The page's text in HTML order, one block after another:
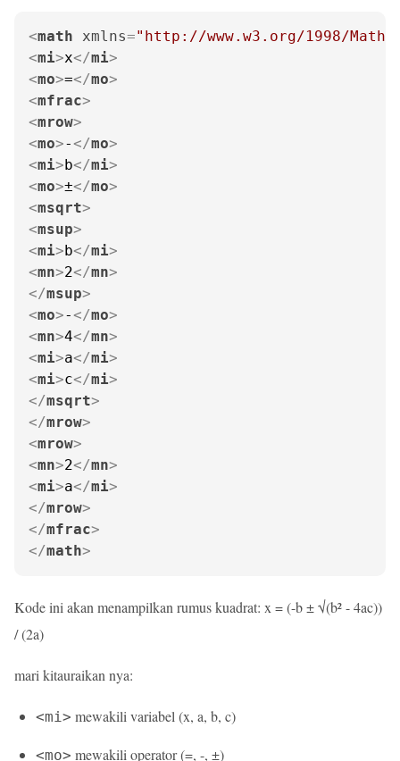
<math xmlns="http://www.w3.org/1998/Math/
<mi>x</mi>
<mo>=</mo>
<mfrac>
<mrow>
<mo>-</mo>
<mi>b</mi>
<mo>±</mo>
<msqrt>
<msup>
<mi>b</mi>
<mn>2</mn>
</msup>
<mo>-</mo>
<mn>4</mn>
<mi>a</mi>
<mi>c</mi>
</msqrt>
</mrow>
<mrow>
<mn>2</mn>
<mi>a</mi>
</mrow>
</mfrac>
</math>
Kode ini akan menampilkan rumus kuadrat: x = (-b ± √(b² - 4ac))
/ (2a)
mari kitauraikan nya:
<mi> mewakili variabel (x, a, b, c)
<mo> mewakili operator (=, -, ±)